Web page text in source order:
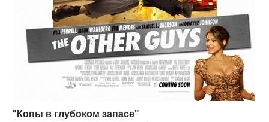
"Копы в глубоком запасе"